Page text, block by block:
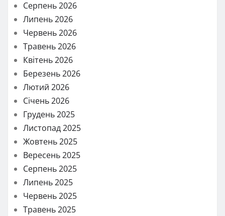
Серпень 2026
Липень 2026
Червень 2026
Травень 2026
Квітень 2026
Березень 2026
Лютий 2026
Січень 2026
Грудень 2025
Листопад 2025
Жовтень 2025
Вересень 2025
Серпень 2025
Липень 2025
Червень 2025
Травень 2025